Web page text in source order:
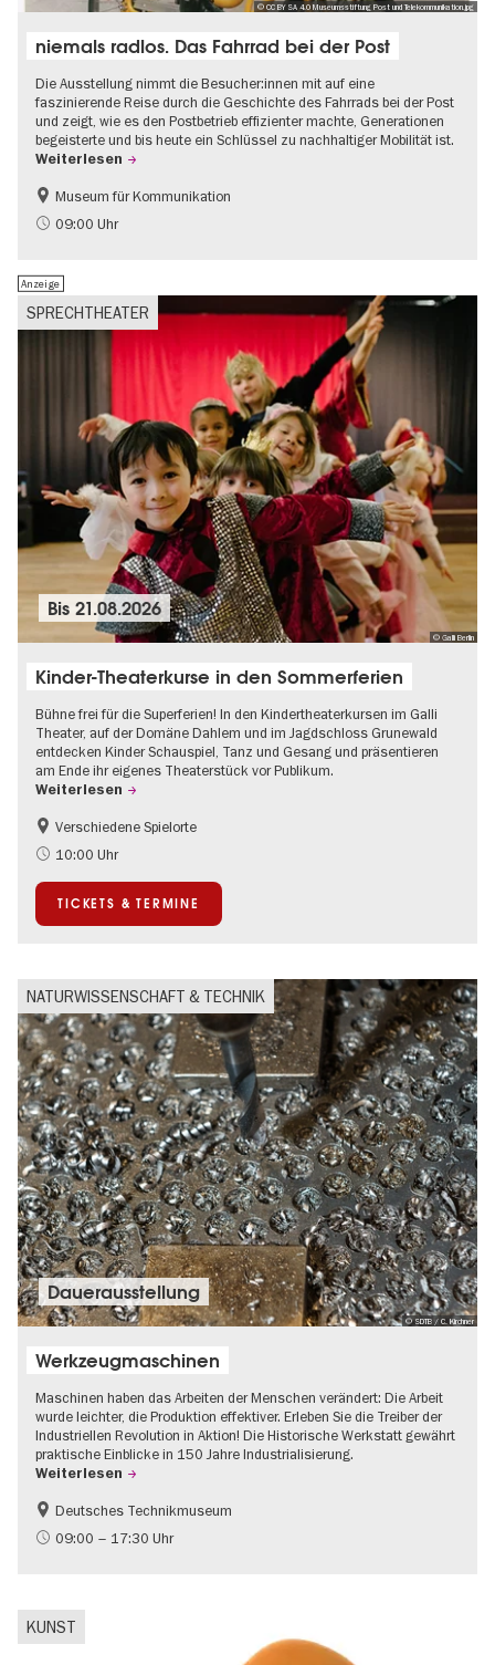
© CC BY SA 4.0 Museumsstiftung Post und Telekommunikation.jpg
niemals radlos. Das Fahrrad bei der Post
Die Ausstellung nimmt die Besucher:innen mit auf eine
faszinierende Reise durch die Geschichte des Fahrrads bei der Post
und zeigt, wie es den Postbetrieb effizienter machte, Generationen
begeisterte und bis heute ein Schlüssel zu nachhaltiger Mobilität ist.
Weiterlesen
Geschichte
Nachhaltigkeit
Museum für Kommunikation
09:00 Uhr
SPRECHTHEATER
Anzeige
© Galli Berlin
Bis21.08.2026
Kinder-Theaterkurse in den Sommerferien
Bühne frei für die Superferien! In den Kindertheaterkursen im Galli
Theater, auf der Domäne Dahlem und im Jagdschloss Grunewald
entdecken Kinder Schauspiel, Tanz und Gesang und präsentieren
am Ende ihr eigenes Theaterstück vor Publikum.
Weiterlesen
Kinder
Kultursommer
Zeitgenössische Kunst
Verschiedene Spielorte
10:00 Uhr
TICKETS & TERMINE
NATURWISSENSCHAFT & TECHNIK
© SDTB / C. Kirchner
Dauer­aus­stel­lung
Werkzeugmaschinen
Maschinen haben das Arbeiten der Menschen verändert: Die Arbeit
wurde leichter, die Produktion effektiver. Erleben Sie die Treiber der
Industriellen Revolution in Aktion! Die Historische Werkstatt gewährt
praktische Einblicke in 150 Jahre Industrialisierung.
Weiterlesen
Geschichte
Deutsches Technikmuseum
09:00 – 17:30 Uhr
KUNST